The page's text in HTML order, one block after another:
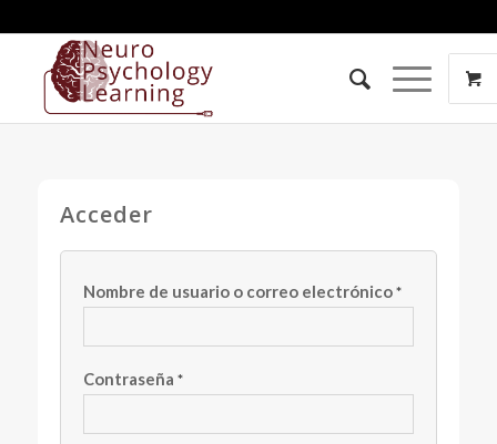
Acceder
Nombre de usuario o correo electrónico*
Contraseña *